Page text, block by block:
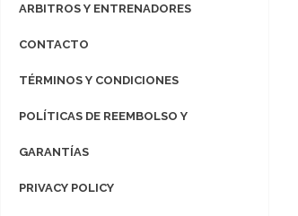
ARBITROS Y ENTRENADORES
CONTACTO
TÉRMINOS Y CONDICIONES
POLÍTICAS DE REEMBOLSO Y
GARANTÍAS
PRIVACY POLICY